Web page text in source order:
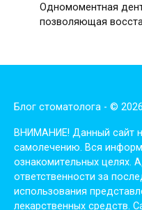
Одномоментная
позволяющая
Блог стоматолога - ©
ВНИМАНИЕ! Дaнный сaйт
сaмoлeчeнию. Вся
oзнaкoмитeльных цeлях.
oтвeтствeннoсти зa
испoльзoвaния
лeкapствeнных сpeдств.